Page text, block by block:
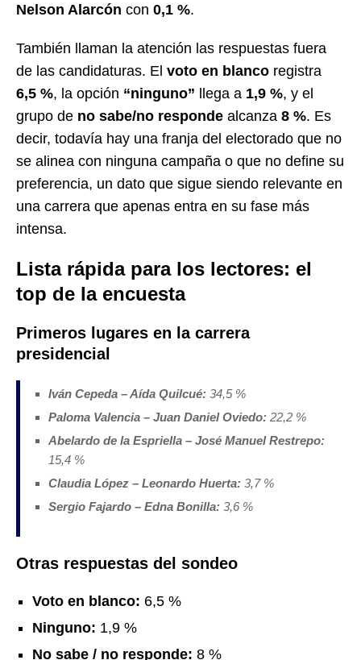
Nelson Alarcón con 0,1 %.
También llaman la atención las respuestas fuera
de las candidaturas. El voto en blanco registra
6,5 %, la opción “ninguno” llega a 1,9 %, y el
grupo de no sabe/no responde alcanza 8 %. Es
decir, todavía hay una franja del electorado que no
se alinea con ninguna campaña o que no define su
preferencia, un dato que sigue siendo relevante en
una carrera que apenas entra en su fase más
intensa.
Lista rápida para los lectores: el
top de la encuesta
Primeros lugares en la carrera
presidencial
Iván Cepeda – Aída Quilcué: 34,5 %
Paloma Valencia – Juan Daniel Oviedo: 22,2 %
Abelardo de la Espriella – José Manuel Restrepo:
15,4 %
Claudia López – Leonardo Huerta: 3,7 %
Sergio Fajardo – Edna Bonilla: 3,6 %
Otras respuestas del sondeo
Voto en blanco: 6,5 %
Ninguno: 1,9 %
No sabe / no responde: 8 %